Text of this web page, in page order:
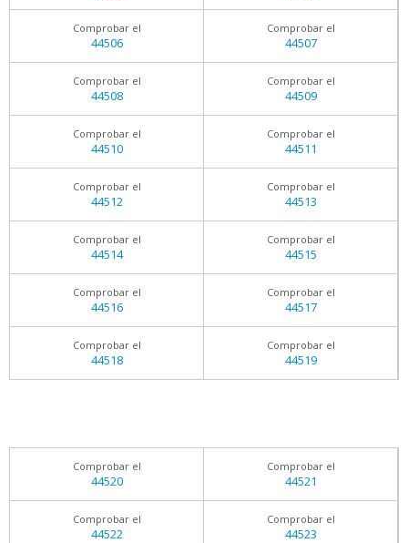
Comprobar el
44506
Comprobar el
44507
Comprobar el
44508
Comprobar el
44509
Comprobar el
44510
Comprobar el
44511
Comprobar el
44512
Comprobar el
44513
Comprobar el
44514
Comprobar el
44515
Comprobar el
44516
Comprobar el
44517
Comprobar el
44518
Comprobar el
44519
Comprobar el
44520
Comprobar el
44521
Comprobar el
44522
Comprobar el
44523